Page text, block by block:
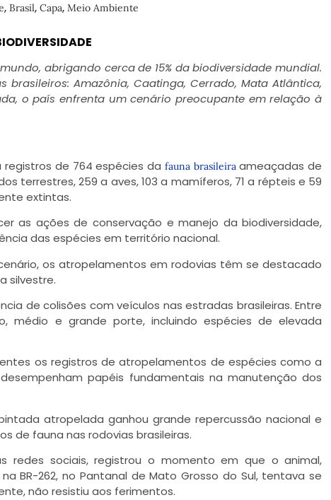
, Brasil, Capa, Meio Ambiente
abrigando cerca de 15% da biodiversidade mundial.
Amazônia, Caatinga, Cerrado, Mata Atlântica,
o país enfrenta um cenário preocupante em relação à
registros de 764 espécies da fauna brasileiraameaçadas de
terrestres, 259 a aves, 103 a mamíferos, 71 a répteis e 59
extintas.
as ações de conservação e manejo da biodiversidade,
das espécies em território nacional.
os atropelamentos em rodovias têm se destacado
silvestre.
de colisões com veículos nas estradas brasileiras. Entre
médio e grande porte, incluindo espécies de elevada
os registros de atropelamentos de espécies como a
papéis fundamentais na manutenção dos
atropelada ganhou grande repercussão nacional e
de fauna nas rodovias brasileiras.
redes sociais, registrou o momento em que o animal,
BR-262, no Pantanal de Mato Grosso do Sul, tentava se
não resistiu aos ferimentos.